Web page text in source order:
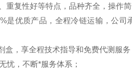
复性好等特点，品种齐全，操作
是优质产品，全程冷链运输，公司
盒，享全程技术指导和免费代测服务
忧，不断*服务体系；